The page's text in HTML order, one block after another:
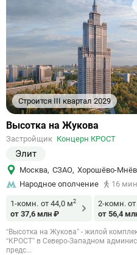
Строится III квартал 2029
Ссылка
объект
Высотка на Жукова
Застройщик Концерн КРОСТ
Элит
Москва, СЗАО, Хорошёво-
Народное ополчение
16
1-комн. от 44,0 м2
от 37,6 млн ₽
2-комн.
от 56,4
“Высотка на Жукова” - жилой
“КРОСТ” в Северо-Западном
предс...